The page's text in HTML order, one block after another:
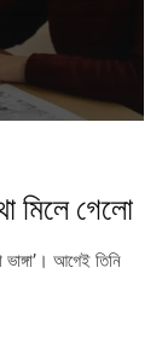
মিলে গেলো
ভাঙ্গা’। আগেই তিনি